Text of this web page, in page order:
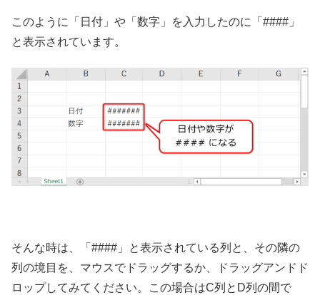
このように「日付」や「数字」を入力したのに「####」
と表示されています。
そんな時は、「####」と表示されている列と、その隣の
列の境目を、マウスでドラッグするか、ドラッグアンドド
ロップしてみてください。この場合はC列とD列の間で